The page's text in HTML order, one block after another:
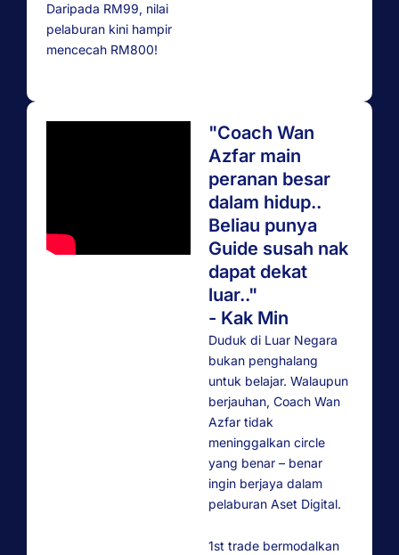
Daripada RM99, nilai
pelaburan kini hampir
mencecah RM800!
"Coach Wan
Azfar main
peranan besar
dalam hidup..
Beliau punya
Guide susah nak
dapat dekat
luar.."
- Kak Min
Duduk di Luar Negara
bukan penghalang
untuk belajar. Walaupun
berjauhan, Coach Wan
Azfar tidak
meninggalkan circle
yang benar – benar
ingin berjaya dalam
pelaburan Aset Digital.
1st trade bermodalkan